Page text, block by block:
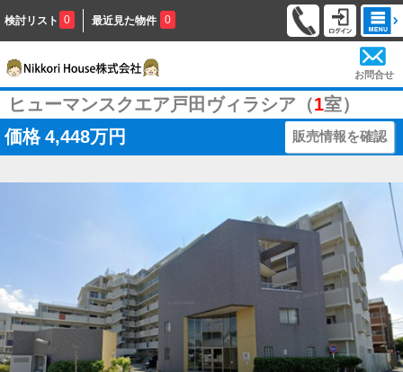
検討リスト 0 最近見た物件 0
お問合せ
ヒューマンスクエア戸田ヴィラシア（1室）
価格 4,448万円 販売情報を確認